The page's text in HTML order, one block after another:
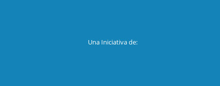
Una Iniciativa de: